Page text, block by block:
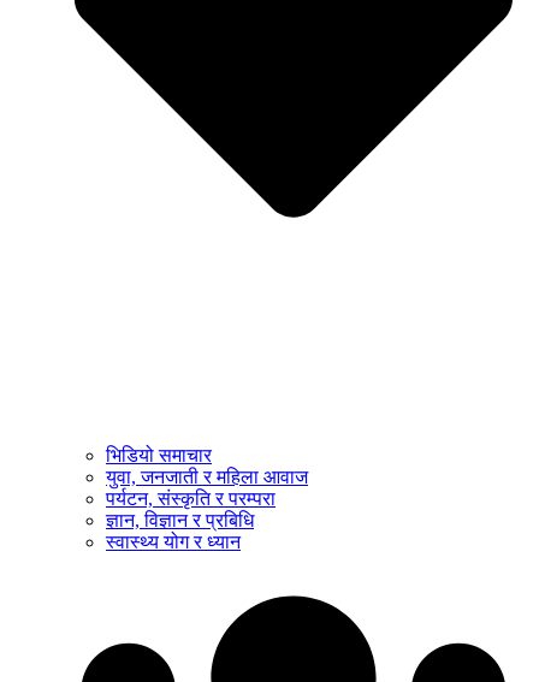
भिडियो समाचार
युवा, जनजाती र महिला आवाज
पर्यटन, संस्कृति र परम्परा
ज्ञान, विज्ञान र प्रबिधि
स्वास्थ्य योग र ध्यान